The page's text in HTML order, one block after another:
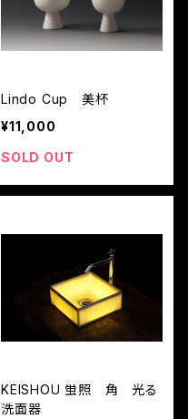
Lindo Cup 美杯
¥11,000
SOLD OUT
KEISHOU 蛍照 角 光る
洗面器